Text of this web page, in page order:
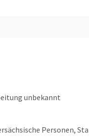
unbekannt
Personen,